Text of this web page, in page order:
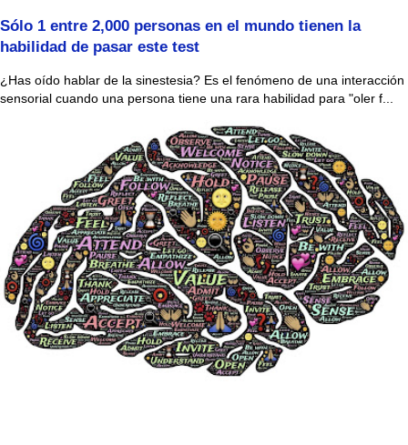
Sólo 1 entre 2,000 personas en el mundo tienen la
habilidad de pasar este test
¿Has oído hablar de la sinestesia? Es el fenómeno de una interacción
sensorial cuando una persona tiene una rara habilidad para "oler f...